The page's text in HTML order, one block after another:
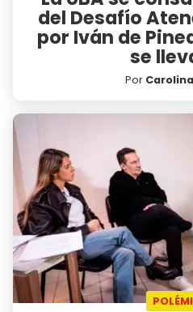
del Desafío
por Iván de
se
Por